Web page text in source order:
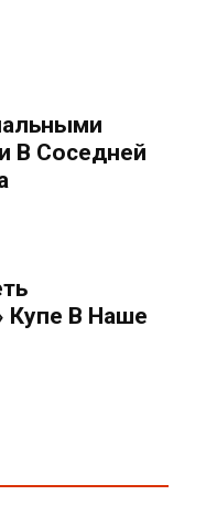
В Соседней
Купе В Наше